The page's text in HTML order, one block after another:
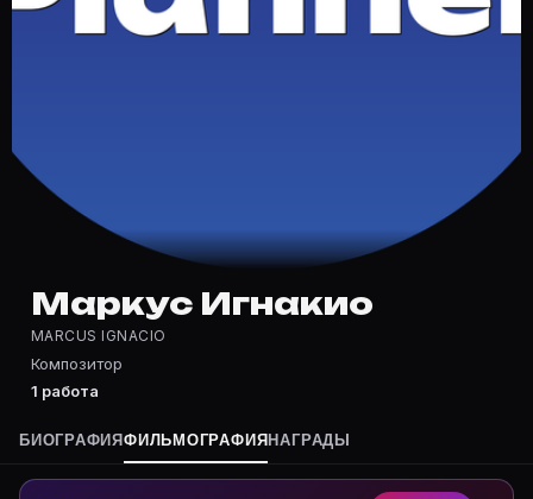
Частые вопросы о Маркус Игнакио
Полный список — на Movie Planner: https://movie-
Кто такой(ая) Маркус Игнакио?
Маркус Игнакио — Композитор. Биография и роли
Где открыть фильмографию Маркус Игнакио?
На Movie Planner: https://movie-planner.ru/s/
Маркус Игнакио
MARCUS IGNACIO
Композитор
1 работа
БИОГРАФИЯФИЛЬМОГРАФИЯ НАГРАДЫ